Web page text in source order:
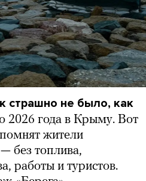
страшно не было, как
2026 года в Крыму. Вот
жители
без топлива,
работы и туристов.